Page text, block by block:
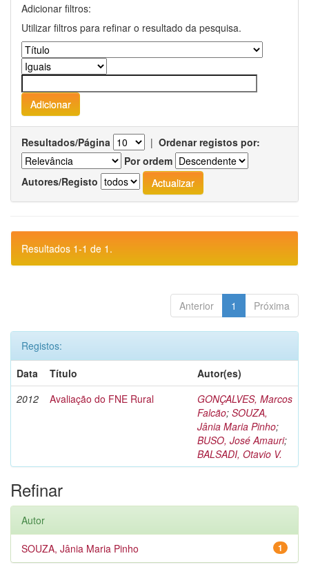
Adicionar filtros:
Utilizar filtros para refinar o resultado da pesquisa.
Resultados/Página | Ordenar registos por:
Por ordem
Autores/Registo
Resultados 1-1 de 1.
Anterior 1 Próxima
Registos:
Data
Título
Autor(es)
2012
Avaliação do FNE Rural
GONÇALVES, Marcos
Falcão; SOUZA,
Jânia Maria Pinho;
BUSO, José Amauri;
BALSADI, Otavio V.
Refinar
Autor
1
SOUZA, Jânia Maria Pinho